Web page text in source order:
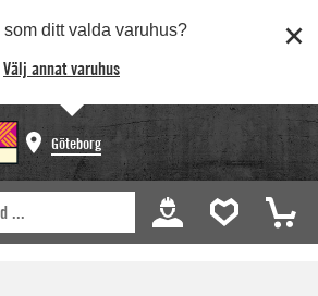
som ditt valda varuhus?
Välj annat varuhus
Göteborg